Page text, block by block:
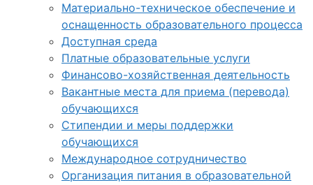
Материально-техническое обеспечение и
оснащенность образовательного процесса
Доступная среда
Платные образовательные услуги
Финансово-хозяйственная деятельность
Вакантные места для приема (перевода)
обучающихся
Стипендии и меры поддержки
обучающихся
Международное сотрудничество
Организация питания в образовательной